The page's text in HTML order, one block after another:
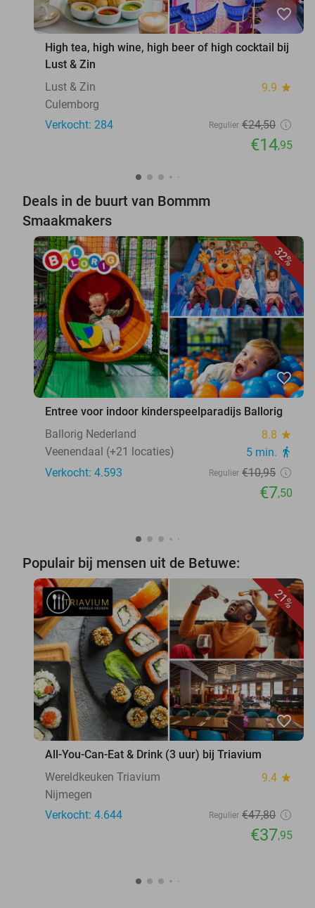
favorite_border
High tea, high wine, high beer of high cocktail bij
Lust & Zin
Lust & Zin
9.9 star
Culemborg
Verkocht: 284
Regulier €24,50
€14,95
Deals in de buurt van Bommm
Smaakmakers
32%
favorite_border
Entree voor indoor kinderspeelparadijs Ballorig
Ballorig Nederland
8.8 star
Veenendaal (+21 locaties) 5 min. directions_walk
Verkocht: 4.593 Regulier €10,95
€7,50
Populair bij mensen uit de Betuwe:
21%
favorite_border
All-You-Can-Eat & Drink (3 uur) bij Triavium
Wereldkeuken Triavium
9.4 star
Nijmegen
Verkocht: 4.644
Regulier €47,80
€37,95